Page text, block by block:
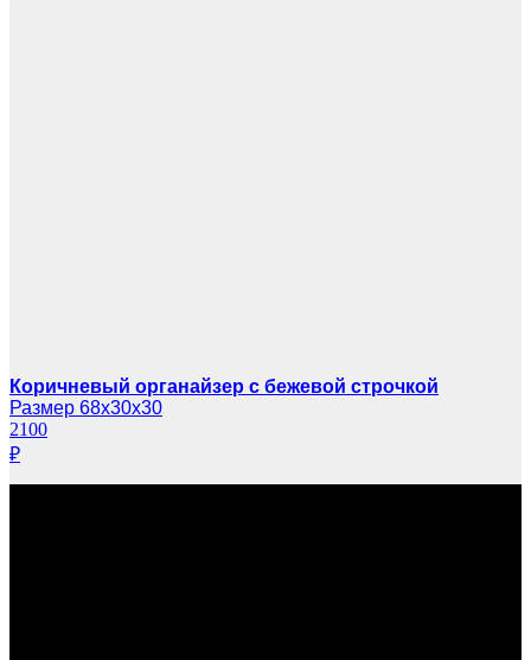
Коричневый органайзер с бежевой строчкой
Размер 68х30х30
2100
₽